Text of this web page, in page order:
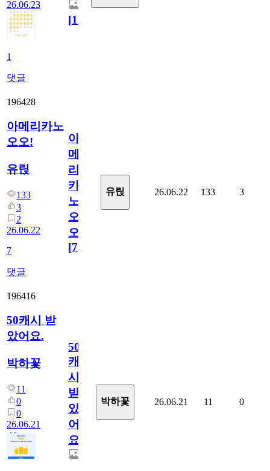
26.06.23
1
댓글
[1]
196428
아메리카노
오오!
유릱
133
3
2
26.06.22
7
댓글
아
메
리
카
노
오
오!
[7]
유릱 26.06.22 133 3
196416
50캐시 받
았어요.
박하꽃
11
0
0
26.06.21
50
캐
시
받
았
어
요.
박하꽃 26.06.21 11 0